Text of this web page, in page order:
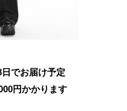
でお届け予定
円かかります